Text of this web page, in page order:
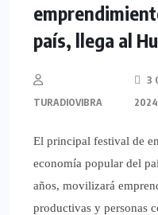
país, llega al
TURADIOVIBRA
3
2024
El principal festival de
economía popular del
años, movilizará
productivas y personas